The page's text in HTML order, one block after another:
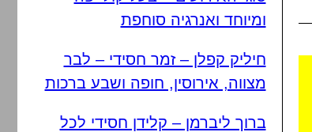
ומיוחד ואנרגיה סוחפת
חיליק קפלן – זמר חסידי – לבר
מצווה, אירוסין, חופה ושבע ברכות
ברוך ליברמן – קלידן חסידי לכל